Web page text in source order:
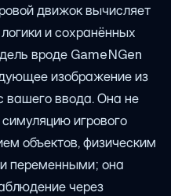
движок вычисляет
и сохранённых
вроде GameNGen
изображение из
ввода. Она не
игрового
объектов, физическим
переменными; она
через